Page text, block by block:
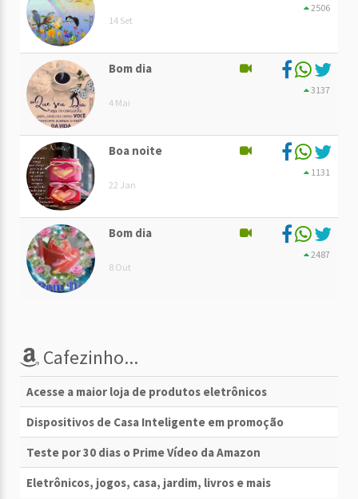
14 Set
2506
Bom dia
4 Mai
3137
Boa noite
22 Jan
1131
Bom dia
8 Out
2487
Cafezinho...
Acesse a maior loja de produtos eletrônicos
Dispositivos de Casa Inteligente em promoção
Teste por 30 dias o Prime Vídeo da Amazon
Eletrônicos, jogos, casa, jardim, livros e mais